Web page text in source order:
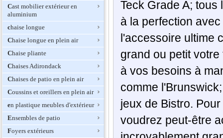
Cast mobilier extérieur en
aluminium
chaise longue
Chaise longue en plein air
Chaise pliante
Chaises Adirondack
Chaises de patio en plein air
Coussins et oreillers en plein air
en plastique meubles d'extérieur
Ensembles de patio
Foyers extérieurs
Teck Grade A;
à la perfection
l'accessoire ultime
grand ou petit
à vos besoins à
comme
jeux de Bistro.
voudrez peut-être